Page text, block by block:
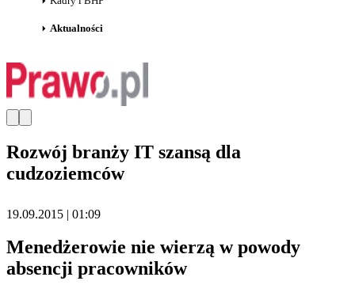
Aktualności
Rozwój branży IT szansą dla
cudzoziemców
19.09.2015 | 01:09
Menedżerowie nie wierzą w powody
absencji pracowników